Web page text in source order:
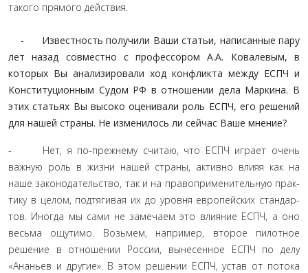
такого пря­мого действия.
- Известность получили Ваши статьи, написанные пару
лет назад совместно с профессором А.А. Ковалевым, в
которых Вы анализировали ход конфликта между ЕСПЧ и
Конституционным Судом РФ в отношении дела Марки­на. В
этих статьях Вы высоко оценивали роль ЕСПЧ, его решений
для нашей страны. Не изменилось ли сейчас Ваше мнение?
- Нет, я по-прежнему считаю, что ЕСПЧ играет очень
важную роль в жизни нашей страны, активно влияя как на
наше законодательство, так и на правоприменительную прак­
тику в целом, подтягивая их до уровня европейских стандар­
тов. Иногда мы сами не замечаем это влияние ЕСПЧ, а оно
весьма ощутимо. Возьмем, например, второе пилотное
реше­ние в отношении России, вынесенное ЕСПЧ по делу
«Ананьев и другие». В этом решении ЕСПЧ, устав от потока